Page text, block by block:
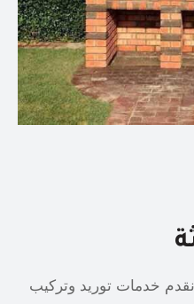
نقدم خدمات توريد وتركيب